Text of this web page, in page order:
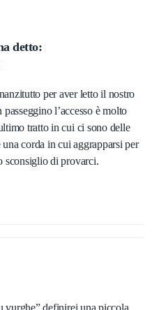
detto:
per aver letto il nostro
l’accesso è molto
tratto in cui ci sono delle
corda in cui aggrapparsi per
sconsiglio di provarci.